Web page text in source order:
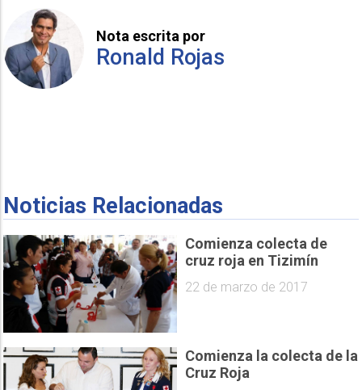
Nota escrita por
Ronald Rojas
Noticias Relacionadas
Comienza colecta de
cruz roja en Tizimín
22 de marzo de 2017
Comienza la colecta de la
Cruz Roja